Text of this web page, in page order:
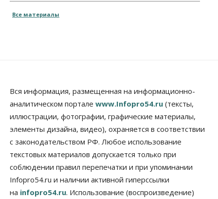
Треть автовладельцев в Новосибирской области
07 Августа 2026, 12:35
Общество
Синоптики рассказали о погоде в Новосибирске
на выходных
07 Августа 2026, 12:00
Жители Новосибирска смогут добровольно
повысить свою пенсию
07 Августа 2026, 11:30
Все материалы
Вся информация, размещенная на информационно-
аналитическом портале www.Infopro54.ru (тексты,
иллюстрации, фотографии, графические материалы,
элементы дизайна, видео), охраняется в соответствии
с законодательством РФ. Любое использование
текстовых материалов допускается только при
соблюдении правил перепечатки и при упоминании
Infopro54.ru и наличии активной гиперссылки
на infopro54.ru. Использование (воспроизведение)